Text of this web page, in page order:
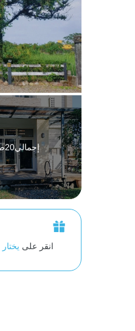
إجمالي20صور
انقر على يختار